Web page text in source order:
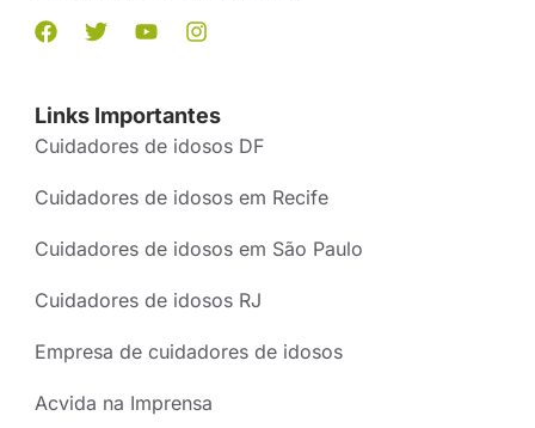
Links Importantes
Cuidadores de idosos DF
Cuidadores de idosos em Recife
Cuidadores de idosos em São Paulo
Cuidadores de idosos RJ
Empresa de cuidadores de idosos
Acvida na Imprensa